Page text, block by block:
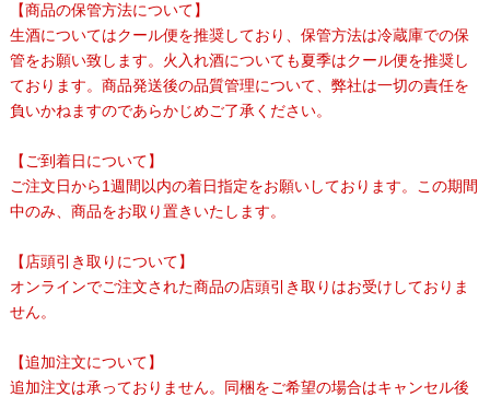
【商品の保管方法について】
生酒についてはクール便を推奨しており、保管方法は冷蔵庫での保
管をお願い致します。火入れ酒についても夏季はクール便を推奨し
ております。商品発送後の品質管理について、弊社は一切の責任を
負いかねますのであらかじめご了承ください。
【ご到着日について】
ご注文日から1週間以内の着日指定をお願いしております。この期間
中のみ、商品をお取り置きいたします。
【店頭引き取りについて】
オンラインでご注文された商品の店頭引き取りはお受けしておりま
せん。
【追加注文について】
追加注文は承っておりません。同梱をご希望の場合はキャンセル後